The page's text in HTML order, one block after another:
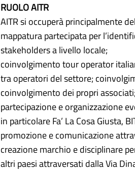
RUOLO AITR
AITR si occuperà principalmente
mappatura partecipata per
stakeholders a livello locale;
coinvolgimento tour operator
tra operatori del settore;
coinvolgimento dei propri associati;
partecipazione e organizzazione
in particolare Fa’ La Cosa Giusta,
promozione e comunicazione
creazione marchio e disciplinare
altri paesi attraversati dalla Via